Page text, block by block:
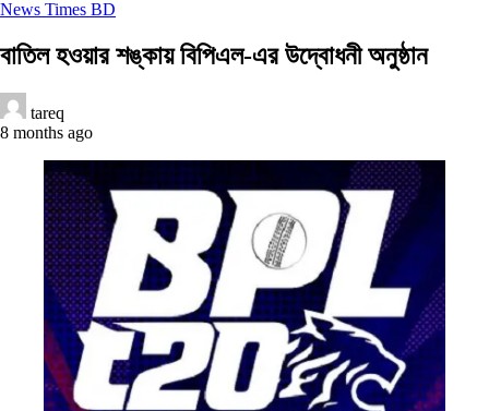
News Times BD
বাতিল হওয়ার শঙ্কায় বিপিএল-এর উদ্বোধনী অনুষ্ঠান
tareq
8 months ago